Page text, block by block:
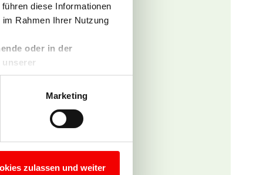
diese Informationen
Rahmen Ihrer Nutzung
oder in der
Marketing
zulassen und weiter